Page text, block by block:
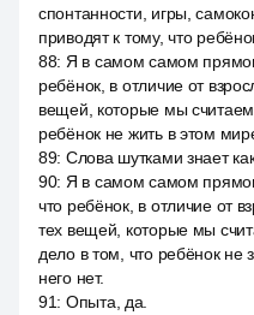
спонтанности, игры,
приводят к тому, что
88: Я в самом самом
ребёнок, в отличие от
вещей, которые мы
ребёнок не жить в этом
89: Слова шутками знает
90: Я в самом самом
что ребёнок, в отличие от
тех вещей, которые мы
дело в том, что ребёнок не
него нет.
91: Опыта, да.